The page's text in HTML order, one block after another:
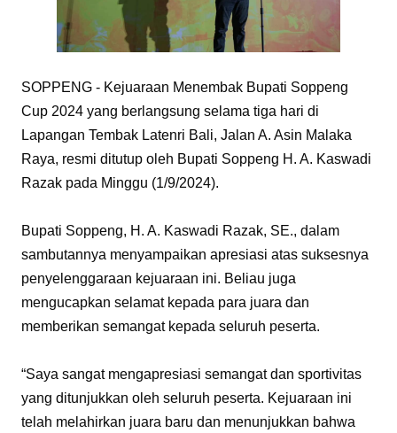
SOPPENG - Kejuaraan Menembak Bupati Soppeng
Cup 2024 yang berlangsung selama tiga hari di
Lapangan Tembak Latenri Bali, Jalan A. Asin Malaka
Raya, resmi ditutup oleh Bupati Soppeng H. A. Kaswadi
Razak pada Minggu (1/9/2024).
Bupati Soppeng, H. A. Kaswadi Razak, SE., dalam
sambutannya menyampaikan apresiasi atas suksesnya
penyelenggaraan kejuaraan ini. Beliau juga
mengucapkan selamat kepada para juara dan
memberikan semangat kepada seluruh peserta.
“Saya sangat mengapresiasi semangat dan sportivitas
yang ditunjukkan oleh seluruh peserta. Kejuaraan ini
telah melahirkan juara baru dan menunjukkan bahwa